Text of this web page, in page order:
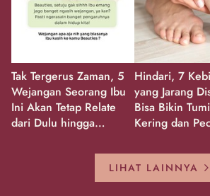
Tak Tergerus Zaman, 5
Wejangan Seorang Ibu
Ini Akan Tetap Relate
dari Dulu hingga
Hindari, 7
yang Jarang
Bisa Bikin
Kering dan
LIHAT LAINNYA